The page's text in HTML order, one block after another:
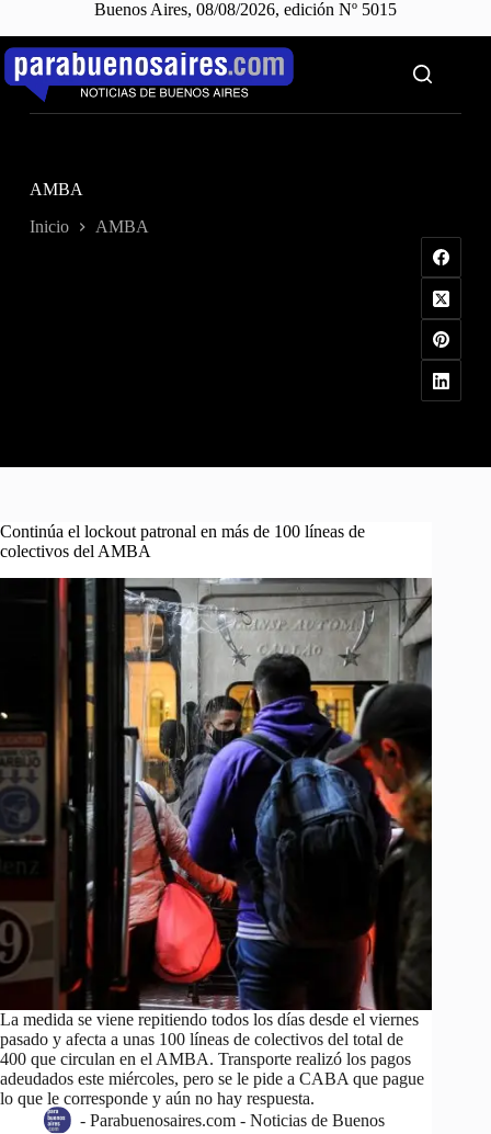
Buenos Aires, 08/08/2026, edición Nº 5015
Saltar
contenido
AMBA
Inicio AMBA
Continúa el lockout patronal en más de 100 líneas de
colectivos del AMBA
La medida se viene repitiendo todos los días desde el viernes
pasado y afecta a unas 100 líneas de colectivos del total de
400 que circulan en el AMBA. Transporte realizó los pagos
adeudados este miércoles, pero se le pide a CABA que pague
lo que le corresponde y aún no hay respuesta.
- Parabuenosaires.com - Noticias de Buenos